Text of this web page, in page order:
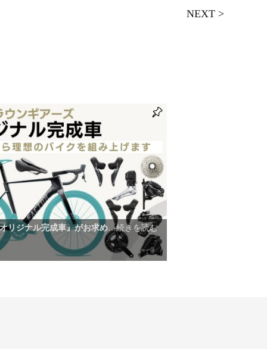
NEXT>
リジナル完成車』がお求め…続きを読む